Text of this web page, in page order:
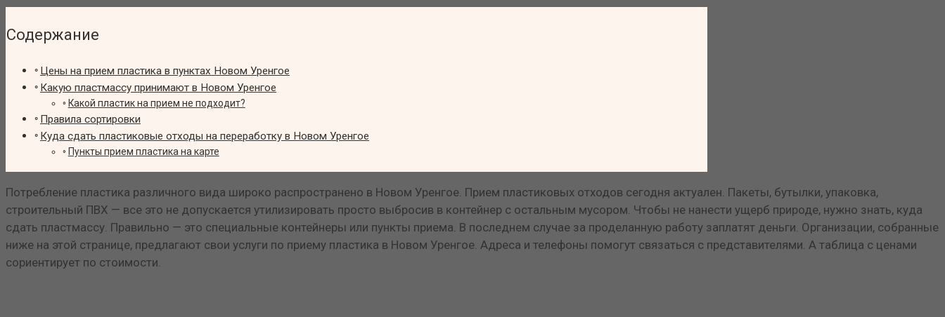
Содержание
Цены на прием пластика в пунктах Новом Уренгое
Какую пластмассу принимают в Новом Уренгое
Какой пластик на прием не подходит?
Правила сортировки
Куда сдать пластиковые отходы на переработку в Новом Уренгое
Пункты прием пластика на карте
Потребление пластика различного вида широко распространено в Новом Уренгое. Прием пластиковых отходов сегодня актуален. Пакеты, бутылки, упаковка,
строительный ПВХ — все это не допускается утилизировать просто выбросив в контейнер с остальным мусором. Чтобы не нанести ущерб природе, нужно знать, куда
сдать пластмассу. Правильно — это специальные контейнеры или пункты приема. В последнем случае за проделанную работу заплатят деньги. Организации, собранные
ниже на этой странице, предлагают свои услуги по приему пластика в Новом Уренгое. Адреса и телефоны помогут связаться с представителями. А таблица с ценами
сориентирует по стоимости.